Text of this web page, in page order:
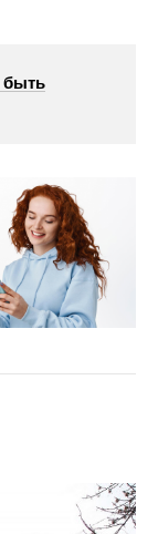
быть